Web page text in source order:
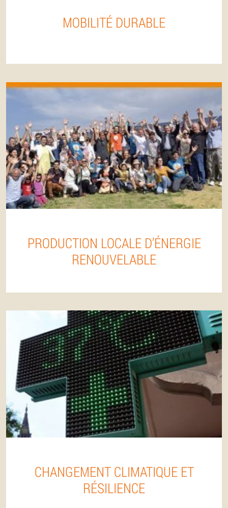
MOBILITÉ DURABLE
PRODUCTION LOCALE D’ÉNERGIE
RENOUVELABLE
CHANGEMENT CLIMATIQUE ET
RÉSILIENCE